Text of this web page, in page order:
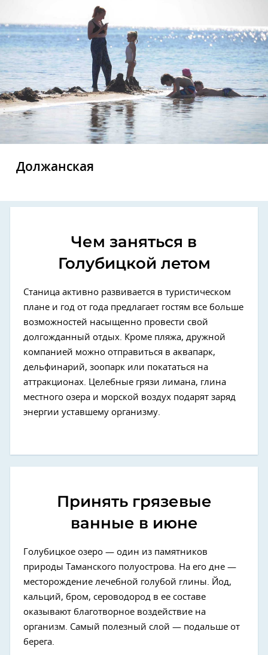
Должанская
Чем заняться в
Голубицкой летом
Станица активно развивается в туристическом
плане и год от года предлагает гостям все больше
возможностей насыщенно провести свой
долгожданный отдых. Кроме пляжа, дружной
компанией можно отправиться в аквапарк,
дельфинарий, зоопарк или покататься на
аттракционах. Целебные грязи лимана, глина
местного озера и морской воздух подарят заряд
энергии уставшему организму.
Принять грязевые
ванные в июне
Голубицкое озеро — один из памятников
природы Таманского полуострова. На его дне —
месторождение лечебной голубой глины. Йод,
кальций, бром, сероводород в ее составе
оказывают благотворное воздействие на
организм. Самый полезный слой — подальше от
берега.